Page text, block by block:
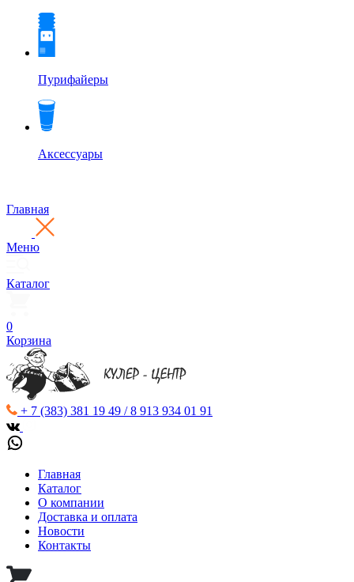
Пурифайеры
Аксессуары
Главная
Меню
Каталог
0
Корзина
+ 7 (383) 381 19 49 / 8 913 934 01 91
Главная
Каталог
О компании
Доставка и оплата
Новости
Контакты